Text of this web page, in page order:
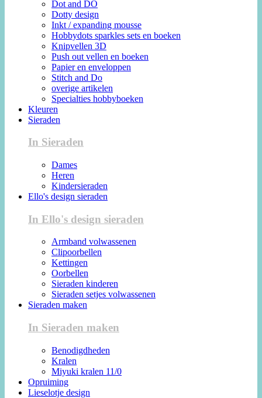
Dot and DO
Dotty design
Inkt / expanding mousse
Hobbydots sparkles sets en boeken
Knipvellen 3D
Push out vellen en boeken
Papier en enveloppen
Stitch and Do
overige artikelen
Specialties hobbyboeken
Kleuren
Sieraden
In Sieraden
Dames
Heren
Kindersieraden
Ello's design sieraden
In Ello's design sieraden
Armband volwassenen
Clipoorbellen
Kettingen
Oorbellen
Sieraden kinderen
Sieraden setjes volwassenen
Sieraden maken
In Sieraden maken
Benodigdheden
Kralen
Miyuki kralen 11/0
Opruiming
Lieselotje design